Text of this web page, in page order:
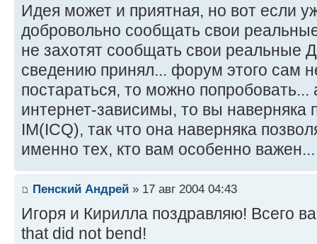
Идея может и приятная, но вот если
добровольно сообщать свои
не захотят сообщать свои реальные
сведению принял... форум этого сам
постараться, то можно
интернет-зависимы, то вы наверняка
IM(ICQ), так что она наверняка
именно тех, кто вам особенно важен...
Пенский Андрей » 17 авг 2004 04:43
Игоря и Кирилла поздравляю! Всего
that did not bend!